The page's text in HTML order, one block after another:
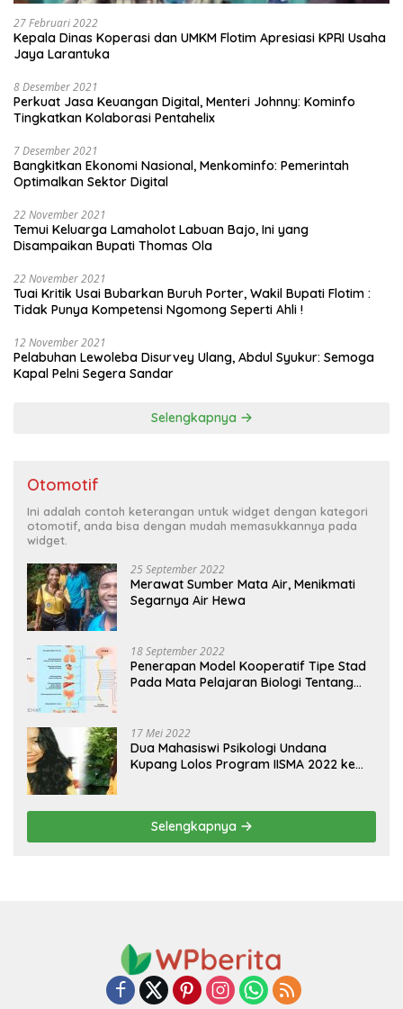
27 Februari 2022
Kepala Dinas Koperasi dan UMKM Flotim Apresiasi KPRI Usaha
Jaya Larantuka
8 Desember 2021
Perkuat Jasa Keuangan Digital, Menteri Johnny: Kominfo
Tingkatkan Kolaborasi Pentahelix
7 Desember 2021
Bangkitkan Ekonomi Nasional, Menkominfo: Pemerintah
Optimalkan Sektor Digital
22 November 2021
Temui Keluarga Lamaholot Labuan Bajo, Ini yang
Disampaikan Bupati Thomas Ola
22 November 2021
Tuai Kritik Usai Bubarkan Buruh Porter, Wakil Bupati Flotim :
Tidak Punya Kompetensi Ngomong Seperti Ahli !
12 November 2021
Pelabuhan Lewoleba Disurvey Ulang, Abdul Syukur: Semoga
Kapal Pelni Segera Sandar
Selengkapnya
Otomotif
Ini adalah contoh keterangan untuk widget dengan kategori
otomotif, anda bisa dengan mudah memasukkannya pada
widget.
25 September 2022
Merawat Sumber Mata Air, Menikmati
Segarnya Air Hewa
18 September 2022
Penerapan Model Kooperatif Tipe Stad
Pada Mata Pelajaran Biologi Tentang
17 Mei 2022
Dua Mahasiswi Psikologi Undana
Kupang Lolos Program IISMA 2022 ke
Selengkapnya